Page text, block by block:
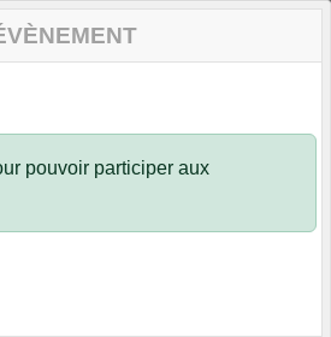
pouvoir participer aux